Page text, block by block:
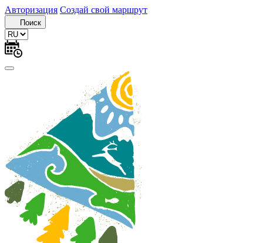
Авторизация Создай свой маршрут
Поиск